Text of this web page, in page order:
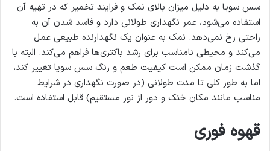
سس سویا به دلیل میزان بالای نمک و فرایند تخمیر که در تهیه آن
استفاده می‌شود، عمر نگهداری طولانی دارد و فاسد شدن آن به
راحتی رخ نمی‌دهد. نمک به عنوان یک نگهدارنده طبیعی عمل
می‌کند و محیطی نامناسب برای رشد باکتری‌ها فراهم می‌کند. البته با
گذشت زمان ممکن است کیفیت طعم و رنگ سس سویا تغییر کند،
اما به طور کلی تا مدت طولانی (در صورت نگهداری در شرایط
مناسب مانند مکان خنک و دور از نور مستقیم) قابل استفاده است.
قهوه فوری